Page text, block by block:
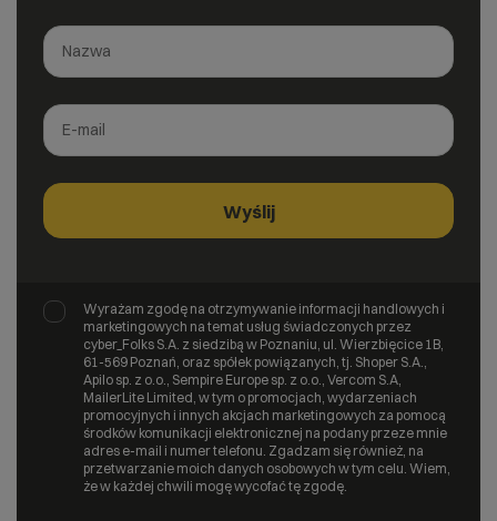
Wyrażam zgodę na otrzymywanie informacji handlowych i
marketingowych na temat usług świadczonych przez
cyber_Folks S.A. z siedzibą w Poznaniu, ul. Wierzbięcice 1B,
61-569 Poznań, oraz spółek powiązanych, tj. Shoper S.A.,
Apilo sp. z o.o., Sempire Europe sp. z o.o., Vercom S.A,
MailerLite Limited, w tym o promocjach, wydarzeniach
promocyjnych i innych akcjach marketingowych za pomocą
środków komunikacji elektronicznej na podany przeze mnie
adres e-mail i numer telefonu. Zgadzam się również, na
przetwarzanie moich danych osobowych w tym celu. Wiem,
że w każdej chwili mogę wycofać tę zgodę.